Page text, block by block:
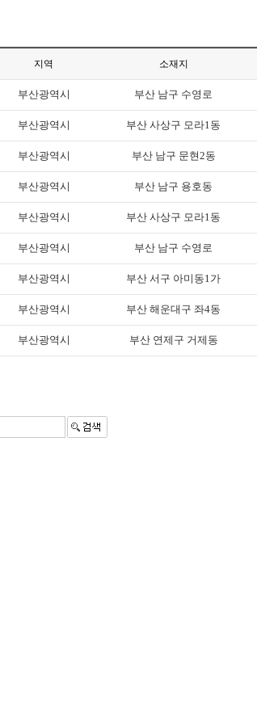
지역 소재지
부산광역시 부산 남구 수영로
부산광역시 부산 사상구 모라1동
부산광역시 부산 남구 문현2동
부산광역시 부산 남구 용호동
부산광역시 부산 사상구 모라1동
부산광역시 부산 남구 수영로
부산광역시 부산 서구 아미동1가
부산광역시 부산 해운대구 좌4동
부산광역시 부산 연제구 거제동